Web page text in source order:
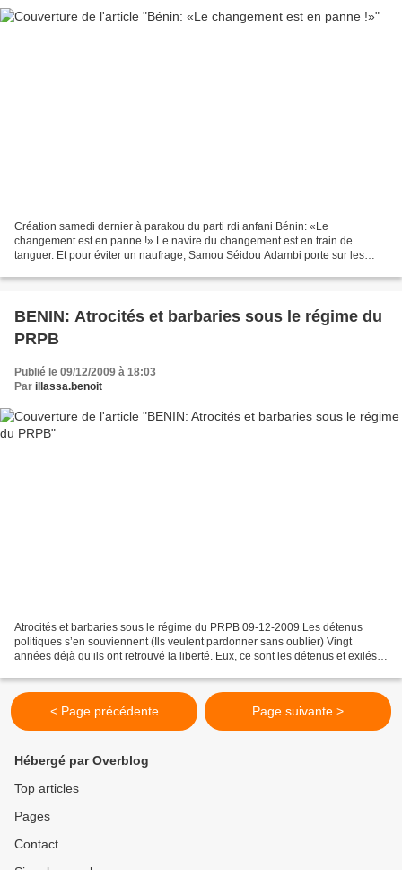
Création samedi dernier à parakou du parti rdi anfani Bénin: «Le
changement est en panne !» Le navire du changement est en train de
tanguer. Et pour éviter un naufrage, Samou Séidou Adambi porte sur les
BENIN: Atrocités et barbaries sous le régime du
PRPB
Publié le 09/12/2009 à 18:03
Par illassa.benoit
Atrocités et barbaries sous le régime du PRPB 09-12-2009 Les détenus
politiques s’en souviennent (Ils veulent pardonner sans oublier) Vingt
années déjà qu’ils ont retrouvé la liberté. Eux, ce sont les détenus et exilés
< Page précédente Page suivante >
Hébergé par Overblog
Top articles
Pages
Contact